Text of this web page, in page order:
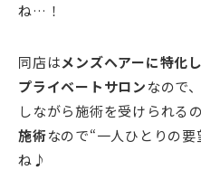
ね…！
同店はメンズヘアーに特化
プライベートサロンなので
しながら施術を受けられる
施術なので“一人ひとりの
ね♪